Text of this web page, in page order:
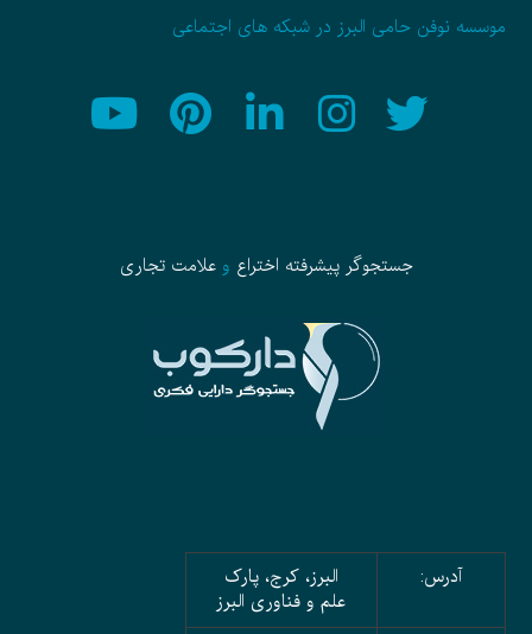
موسسه نوفن حامی البرز در شبکه های اجتماعی
جستجوگر پیشرفته اختراع وعلامت تجاری
آدرس:
البرز، کرج، پارک
علم و فناوری البرز